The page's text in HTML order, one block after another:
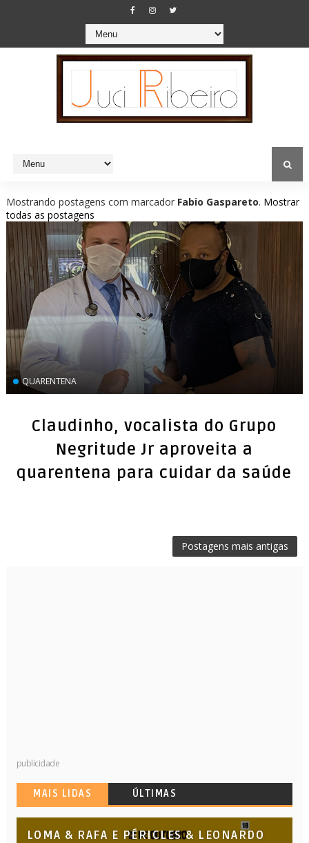
Mostrando postagens com marcador Fabio Gaspareto. Mostrar
todas as postagens
QUARENTENA
Claudinho, vocalista do Grupo
Negritude Jr aproveita a
quarentena para cuidar da saúde
Postagens mais antigas
publicidade
MAIS LIDAS ÚLTIMAS
LOMA & RAFA E PÉRICLES & LEONARDO